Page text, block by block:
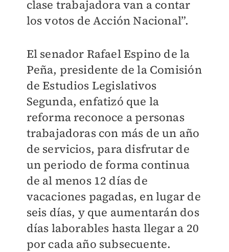
clase trabajadora van a contar
los votos de Acción Nacional”.
El senador Rafael Espino de la
Peña, presidente de la Comisión
de Estudios Legislativos
Segunda, enfatizó que la
reforma reconoce a personas
trabajadoras con más de un año
de servicios, para disfrutar de
un periodo de forma continua
de al menos 12 días de
vacaciones pagadas, en lugar de
seis días, y que aumentarán dos
días laborables hasta llegar a 20
por cada año subsecuente.